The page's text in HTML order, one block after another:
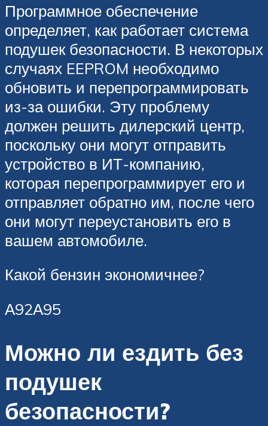
Программное обеспечение
определяет, как работает система
подушек безопасности. В некоторых
случаях EEPROM необходимо
обновить и перепрограммировать
из-за ошибки. Эту проблему
должен решить дилерский центр,
поскольку они могут отправить
устройство в ИТ-компанию,
которая перепрограммирует его и
отправляет обратно им, после чего
они могут переустановить его в
вашем автомобиле.
Какой бензин экономичнее?
А92А95
Можно ли ездить без
подушек
безопасности?